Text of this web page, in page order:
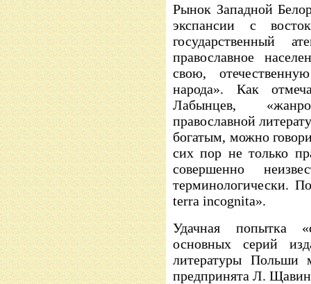
Рынок Западной
экспансии с
государственный
православное
свою,
народа». Как
Лабынцев,
православной
богатым, можно
сих пор не только
совершенно
терминологически.
terra incognita».
Удачная попытка
основных серий
литературы Польши
предпринята Л.